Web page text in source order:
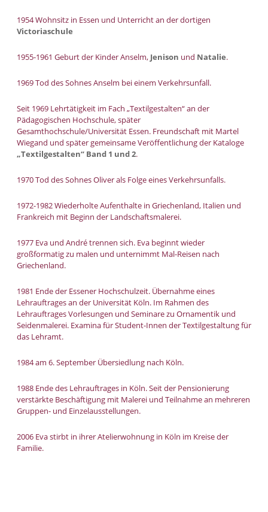
1954 Wohnsitz in Essen und Unterricht an der dortigen
Victoriaschule
1955-1961 Geburt der Kinder Anselm, Jenison und Natalie.
1969 Tod des Sohnes Anselm bei einem Verkehrsunfall.
Seit 1969 Lehrtätigkeit im Fach „Textilgestalten“ an der
Pädagogischen Hochschule, später
Gesamthochschule/Universität Essen. Freundschaft mit Martel
Wiegand und später gemeinsame Veröffentlichung der Kataloge
„Textilgestalten“ Band 1 und 2.
1970 Tod des Sohnes Oliver als Folge eines Verkehrsunfalls.
1972-1982 Wiederholte Aufenthalte in Griechenland, Italien und
Frankreich mit Beginn der Landschaftsmalerei.
1977 Eva und André trennen sich. Eva beginnt wieder
großformatig zu malen und unternimmt Mal-Reisen nach
Griechenland.
1981 Ende der Essener Hochschulzeit. Übernahme eines
Lehrauftrages an der Universität Köln. Im Rahmen des
Lehrauftrages Vorlesungen und Seminare zu Ornamentik und
Seidenmalerei. Examina für Student-Innen der Textilgestaltung für
das Lehramt.
1984 am 6. September Übersiedlung nach Köln.
1988 Ende des Lehrauftrages in Köln. Seit der Pensionierung
verstärkte Beschäftigung mit Malerei und Teilnahme an mehreren
Gruppen- und Einzelausstellungen.
2006 Eva stirbt in ihrer Atelierwohnung in Köln im Kreise der
Familie.